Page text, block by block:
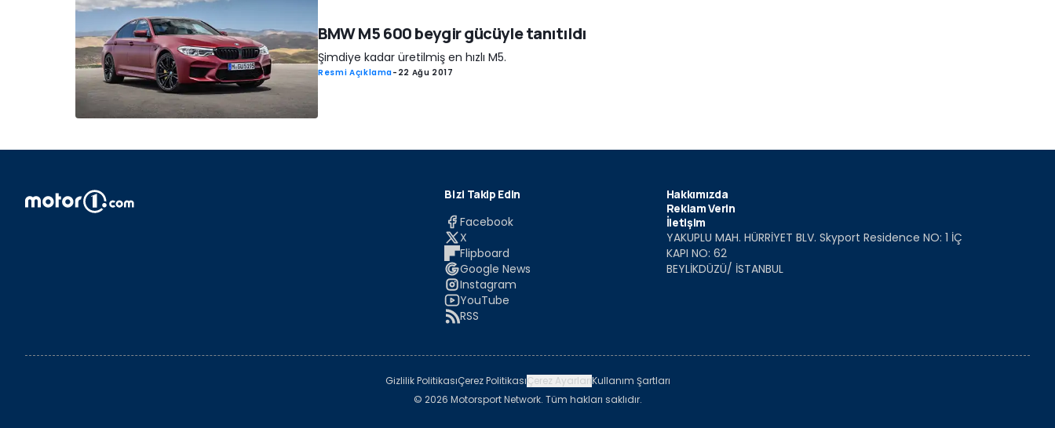
BMW M5 600 beygir gücüyle tanıtıldı
Şimdiye kadar üretilmiş en hızlı M5.
Resmi Açıklama- 22 Ağu 2017
Bizi Takip Edin
Facebook
X
Flipboard
Google News
Instagram
YouTube
RSS
Hakkımızda
Reklam Verin
İletişim
YAKUPLU MAH. HÜRRİYET BLV. Skyport Residence NO: 1 İÇ
KAPI NO: 62
BEYLİKDÜZÜ/ İSTANBUL
Gizlilik PolitikasıÇerez PolitikasıÇerez AyarlarıKullanım Şartları
© 2026 Motorsport Network. Tüm hakları saklıdır.